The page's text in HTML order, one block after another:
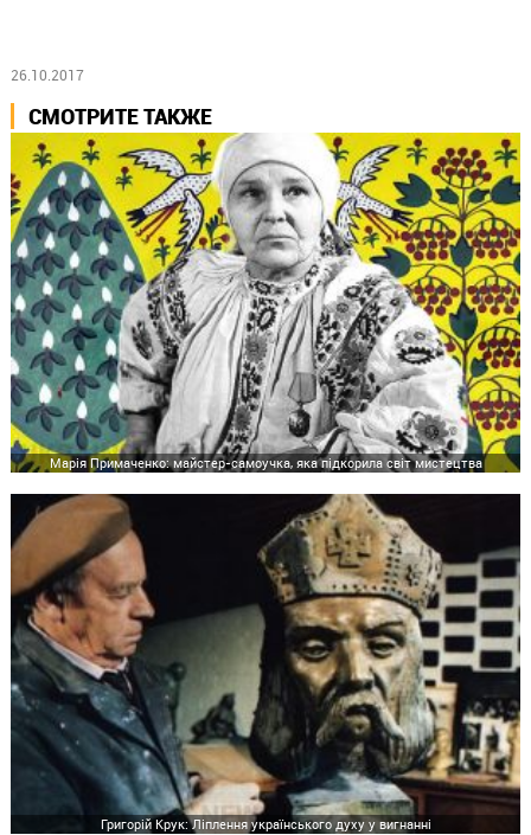
26.10.2017
СМОТРИТЕ ТАКЖЕ
Марія Примаченко: майстер-самоучка, яка підкорила світ мистецтва
Григорій Крук: Ліплення українського духу у вигнанні